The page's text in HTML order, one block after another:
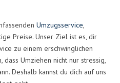
Umzugsservice,
Preise. Unser Ziel ist es, dir
zu einem erschwinglichen
dass Umziehen nicht nur stressig,
Deshalb kannst du dich auf uns